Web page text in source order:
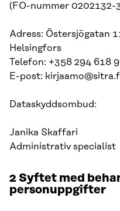
(FO-nummer 0202132-
Adress: Östersjögatan
Helsingfors
Telefon: +358 294 618
E-post:
Dataskyddsombud:
Janika Skaffari
Administrativ specialist
2 Syftet med
personuppgifter